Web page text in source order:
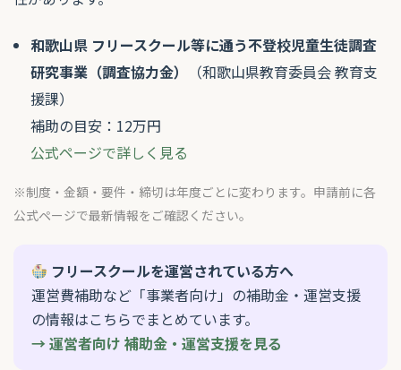
和歌山県 フリースクール等に通う不登校児童生徒調査
研究事業（調査協力金）
（和歌山県教育委員会 教育支
援課）
補助の目安：12万円
公式ページで詳しく見る
※制度・金額・要件・締切は年度ごとに変わります。申請前に各
公式ページで最新情報をご確認ください。
フリースクールを運営されている方へ
運営費補助など「事業者向け」の補助金・運営支援
の情報はこちらでまとめています。
→ 運営者向け 補助金・運営支援を見る